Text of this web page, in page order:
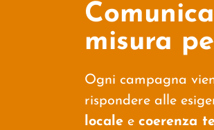
misura
Ogni campagna
rispondere alle
locale e coerenza